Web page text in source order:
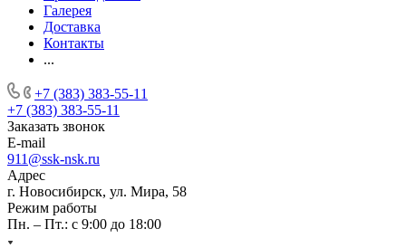
Галерея
Доставка
Контакты
...
+7 (383) 383-55-11
+7 (383) 383-55-11
Заказать звонок
E-mail
911@ssk-nsk.ru
Адрес
г. Новосибирск, ул. Мира, 58
Режим работы
Пн. – Пт.: с 9:00 до 18:00